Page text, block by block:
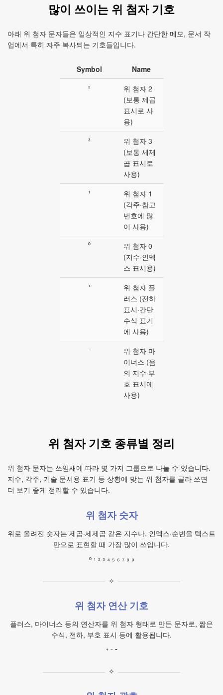
많이 쓰이는 위 첨자 기호
아래 위 첨자 문자들은 일상적인 지수 표기나 간단한 메모, 문서 작
업에서 특히 자주 복사되는 기호들입니다.
Symbol
Name
²
위 첨자 2
(보통 제곱
표시로 사
용)
³
위 첨자 3
(보통 세제
곱 표시로
사용)
¹
위 첨자 1
(각주·참고
번호에 많
이 사용)
⁰
위 첨자 0
(지수·인덱
스 표시용)
⁺
위 첨자 플
러스 (전하
표시·간단
수식 표기
에 사용)
⁻
위 첨자 마
이너스 (음
의 지수·부
호 표시에
사용)
위 첨자 기호 종류별 정리
위 첨자 문자는 쓰임새에 따라 몇 가지 그룹으로 나눌 수 있습니다.
지수, 각주, 기술 문서용 표기 등 상황에 맞는 위 첨자를 골라 쓰면
더 보기 좋게 정리할 수 있습니다.
위 첨자 숫자
위로 올려진 숫자는 제곱·세제곱 같은 지수나, 인덱스·순번을 텍스트
만으로 표현할 때 가장 많이 쓰입니다.
⁰ ¹ ² ³ ⁴ ⁵ ⁶ ⁷ ⁸ ⁹
✧
위 첨자 연산 기호
플러스, 마이너스 등의 연산자를 위 첨자 형태로 만든 문자로, 짧은
수식, 전하, 부호 표시 등에 활용됩니다.
⁺ ⁻ ⁼
✧